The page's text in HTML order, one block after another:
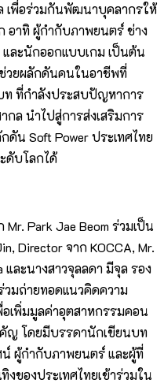
เพื่อร่วมกันพัฒนาบุคลากรให้
อาทิ ผู้กำกับภาพยนตร์ ช่าง
ละนักออกแบบเกม เป็นต้น
วยผลักดันคนในอาชีพที่
ท ที่กำลังประสบปัญหาการ
ล นำไปสู่การส่งเสริมการ
น Soft Power ประเทศไทย
ดับโลกได้
Park Jae Beom ร่วมเป็น
Director จาก KOCCA, Mr.
และนางสาวจุลลดา มีจุล รอง
มถ่ายทอดแนวคิดความ
เพิ่มมูลค่าอุตสาหกรรมคอน
คัญ โดยมีบรรดานักเขียนบท
ผู้กำกับภาพยนตร์ และผู้ที่
ของประเทศไทยเข้าร่วมใน